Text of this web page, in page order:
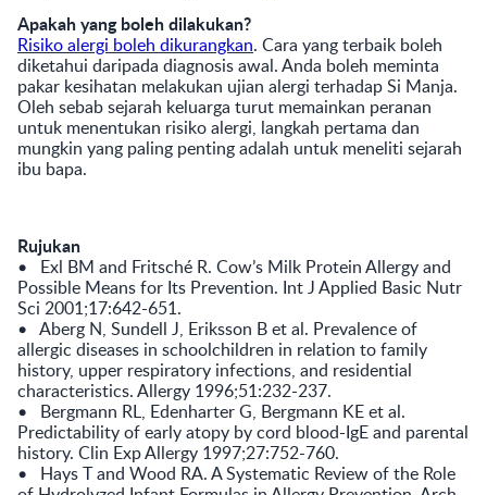
Apakah yang boleh dilakukan?
Risiko alergi boleh dikurangkan. Cara yang terbaik boleh
diketahui daripada diagnosis awal. Anda boleh meminta
pakar kesihatan melakukan ujian alergi terhadap Si Manja.
Oleh sebab sejarah keluarga turut memainkan peranan
untuk menentukan risiko alergi, langkah pertama dan
mungkin yang paling penting adalah untuk meneliti sejarah
ibu bapa.
Rujukan
• Exl BM and Fritsché R. Cow’s Milk Protein Allergy and
Possible Means for Its Prevention. Int J Applied Basic Nutr
Sci 2001;17:642-651.
• Aberg N, Sundell J, Eriksson B et al. Prevalence of
allergic diseases in schoolchildren in relation to family
history, upper respiratory infections, and residential
characteristics. Allergy 1996;51:232-237.
• Bergmann RL, Edenharter G, Bergmann KE et al.
Predictability of early atopy by cord blood-IgE and parental
history. Clin Exp Allergy 1997;27:752-760.
• Hays T and Wood RA. A Systematic Review of the Role